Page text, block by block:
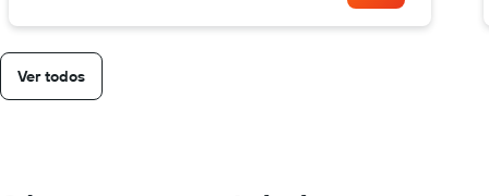
Ver todos